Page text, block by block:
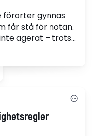
förorter gynnas
får stå för notan.
agerat – trots